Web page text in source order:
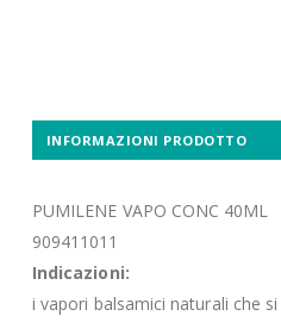
INFORMAZIONI PRODOTTO
PUMILENE VAPO CONC 40ML
909411011
Indicazioni:
i vapori balsamici naturali che